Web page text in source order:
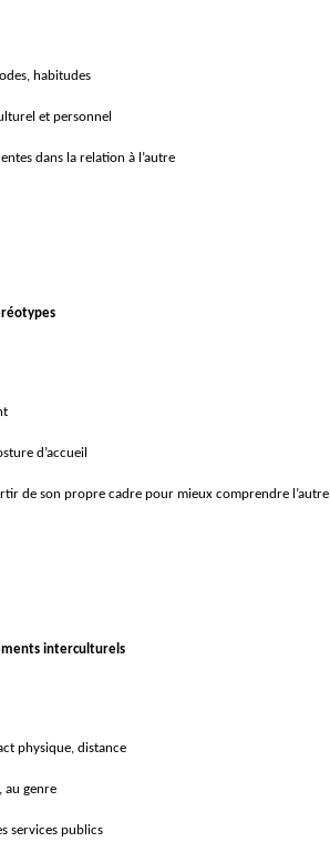
habitudes
et personnel
dans la relation à l’autre
d’accueil
de son propre cadre pour mieux comprendre l’autre
interculturels
physique, distance
au genre
services publics